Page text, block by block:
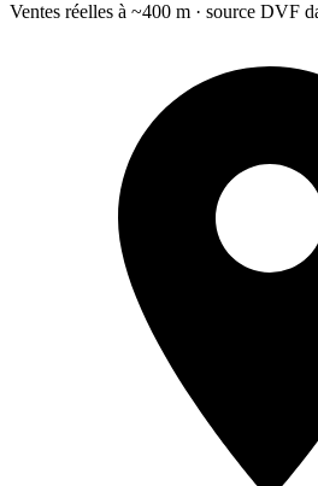
Ventes réelles à ~400 m · source DVF